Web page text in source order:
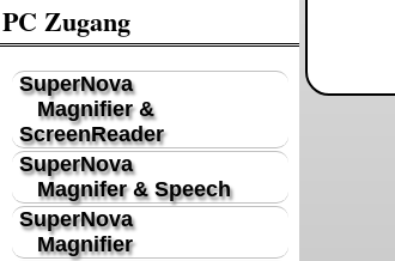
PC Zugang
SuperNova
Magnifier &
ScreenReader
SuperNova
Magnifer & Speech
SuperNova
Magnifier